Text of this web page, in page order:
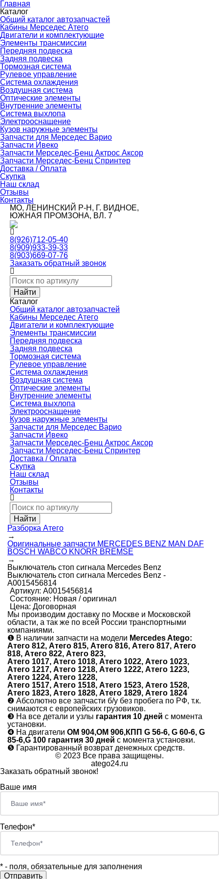
Главная
Каталог
Общий каталог автозапчастей
Кабины Мерседес Атего
Двигатели и комплектующие
Элементы трансмиссии
Передняя подвеска
Задняя подвеска
Тормозная сиcтема
Рулевое управление
Система охлаждения
Воздушная система
Оптические элементы
Внутренние элементы
Система выхлопа
Электрооснащение
Кузов наружные элементы
Запчасти для Мерседес Варио
Запчасти Ивеко
Запчасти Мерседес-Бенц Актрос Аксор
Запчасти Мерседес-Бенц Спринтер
Доставка / Оплата
Скупка
Наш склад
Отзывы
Контакты
МО, ЛЕНИНСКИЙ Р-Н, Г. ВИДНОЕ,
ЮЖНАЯ ПРОМЗОНА, ВЛ. 7
8(926)712-05-40
8(909)933-39-33
8(903)669-07-76
Заказать обратный звонок
Каталог
Общий каталог автозапчастей
Кабины Мерседес Атего
Двигатели и комплектующие
Элементы трансмиссии
Передняя подвеска
Задняя подвеска
Тормозная сиcтема
Рулевое управление
Система охлаждения
Воздушная система
Оптические элементы
Внутренние элементы
Система выхлопа
Электрооснащение
Кузов наружные элементы
Запчасти для Мерседес Варио
Запчасти Ивеко
Запчасти Мерседес-Бенц Актрос Аксор
Запчасти Мерседес-Бенц Спринтер
Доставка / Оплата
Скупка
Наш склад
Отзывы
Контакты
Разборка Атего
→
Оригинальные запчасти MERCEDES BENZ MAN DAF
BOSCH WABCO KNORR BREMSE
→
Выключатель стоп сигнала Mercedes Benz
Выключатель стоп сигнала Mercedes Benz -
А0015456814
Артикул: А0015456814
Состояние: Новая / оригинал
Цена: Договорная
Мы производим доставку по Москве и Московской
области, а так же по всей России транспортными
компаниями.
❶ В наличии запчасти на модели Mercedes Atego:
Атего 812, Атего 815, Атего 816, Атего 817, Атего
818, Атего 822, Атего 823,
Атего 1017, Атего 1018, Атего 1022, Атего 1023,
Атего 1217, Атего 1218, Атего 1222, Атего 1223,
Атего 1224, Атего 1228,
Атего 1517, Атего 1518, Атего 1523, Атего 1528,
Атего 1823, Атего 1828, Атего 1829, Атего 1824
❷ Абсолютно все запчасти б/у без пробега по РФ, т.к.
снимаются с европейских грузовиков.
❸ На все детали и узлы гарантия 10 дней с момента
установки.
❹ На двигатели ОМ 904,ОМ 906,КПП G 56-6, G 60-6, G
85-6,G 100 гарантия 30 дней с момента установки.
❺ Гарантированный возврат денежных средств.
© 2023 Все права защищены.
atego24.ru
Заказать обратный звонок!
Ваше имя
Телефон*
* - поля, обязательные для заполнения